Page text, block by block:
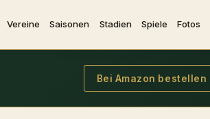
Vereine Saisonen Stadien Spiele Fotos
Bei Amazon bestellen